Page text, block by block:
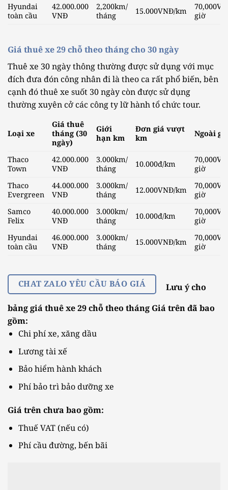
Hyundai
toàn cầu
42.000.000
VNĐ
2,200km/
tháng
15.000VNĐ/km
giờ
Giá thuê xe 29 chỗ theo tháng cho 30 ngày
Thuê xe 30 ngày thông thường được sử dụng với mục
đích đưa đón công nhân đi là theo ca rất phổ biến, bên
cạnh đó thuê xe suốt 30 ngày còn được sử dụng
thường xuyên cở các công ty lữ hành tổ chức tour.
Loại xe
Giá thuê
tháng (30
ngày)
Giới
hạn km
Đơn giá vượt
km
Ngoài
Thaco
Town
42.000.000
VNĐ
3.000km/
tháng
10.000đ/km
giờ
Thaco
Evergreen
44.000.000
VNĐ
3.000km/
tháng
12.000VNĐ/km
giờ
Samco
Felix
40.000.000
VNĐ
3.000km/
tháng
10.000đ/km
giờ
Hyundai
toàn cầu
46.000.000
VNĐ
3.000km/
tháng
15.000VNĐ/km
giờ
CHAT ZALO YÊU CẦU BÁO GIÁ
Lưu ý cho
bảng giá thuê xe 29 chỗ theo tháng Giá trên đã bao
gồm:
Chi phí xe, xăng dầu
Lương tài xế
Bảo hiểm hành khách
Phí bảo trì bảo dưỡng xe
Giá trên chưa bao gồm:
Thuế VAT (nếu có)
Phí cầu đường, bến bãi